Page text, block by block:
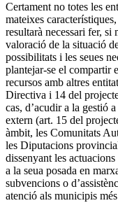
Certament no totes les
mateixes
resultarà necessari fer, si
valoració de la situació
possibilitats i les seues
plantejar-se el compartir
recursos amb altres
Directiva i 14 del
cas, d’acudir a la gestió
extern (art. 15 del
àmbit, les Comunitats
les Diputacions
dissenyant les
a la seua posada en
subvencions o
atenció als municipis